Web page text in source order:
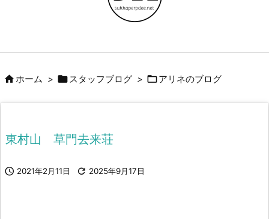
前へ

ホーム > スタッフブログ > アリネのブログ
東村山 草門去来荘
 2021年2月11日  2025年9月17日